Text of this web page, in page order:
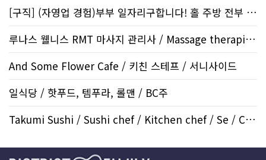
[구직] (자영업 경험)부부 일자리구합니다! 홀 주방 전부 할수 있습니다..
루나스 웰니스 RMT 마사지 관리사 / Massage therapist / 마사지..
And Some Flower Cafe / 키친 스테프 / 서니사이드
일식당 / 핫푸드, 템푸라, 롤맨 / BC주
Takumi Sushi / Sushi chef / Kitchen chef / Se / Crowfo..